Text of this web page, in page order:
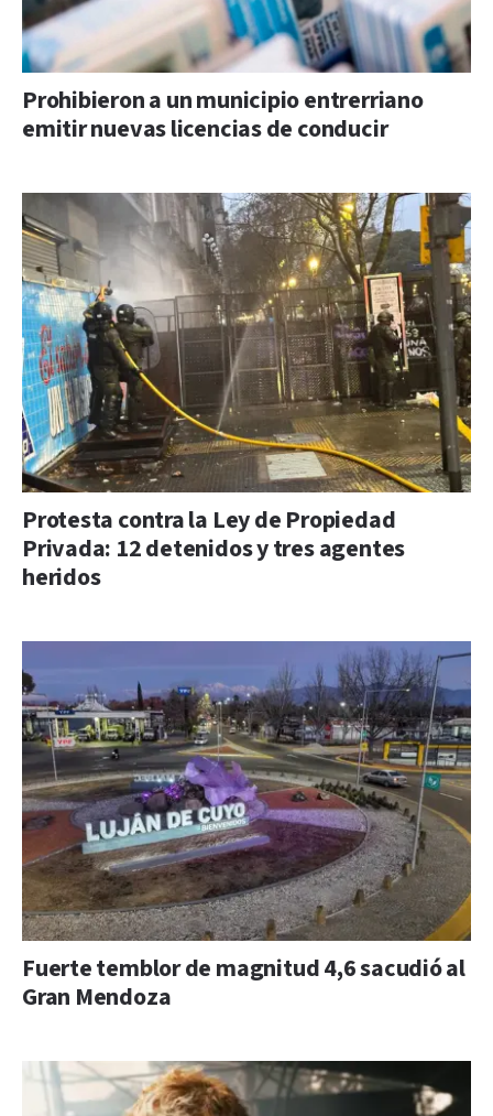
Prohibieron a un municipio entrerriano
emitir nuevas licencias de conducir
Protesta contra la Ley de Propiedad
Privada: 12 detenidos y tres agentes
heridos
Fuerte temblor de magnitud 4,6 sacudió al
Gran Mendoza